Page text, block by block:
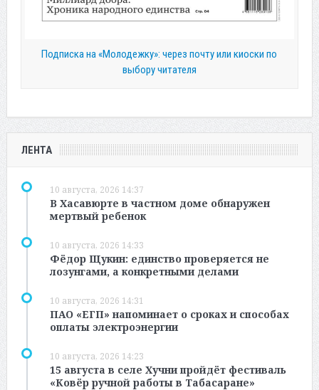
Подписка на «Молодежку»: через почту или киоски по
выбору читателя
ЛЕНТА
10 августа, 2026 14:37
В Хасавюрте в частном доме обнаружен
мертвый ребенок
10 августа, 2026 14:33
Фёдор Щукин: единство проверяется не
лозунгами, а конкретными делами
10 августа, 2026 14:31
ПАО «ЕГП» напоминает о сроках и способах
оплаты электроэнергии
10 августа, 2026 14:23
15 августа в селе Хучни пройдёт фестиваль
«Ковёр ручной работы в Табасаране»